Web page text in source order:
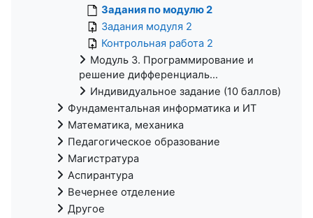
Задания по модулю 2
Задания модуля 2
Контрольная работа 2
Модуль 3. Программирование и
решение дифференциаль...
Индивидуальное задание (10 баллов)
Фундаментальная информатика и ИТ
Математика, механика
Педагогическое образование
Магистратура
Аспирантура
Вечернее отделение
Другое